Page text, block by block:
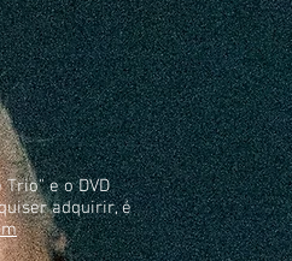
Trio" e o DVD
adquirir, é